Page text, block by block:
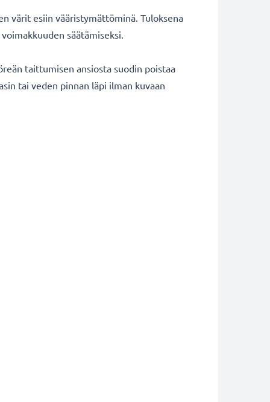
värit esiin vääristymättöminä. Tuloksena
säätämiseksi.
taittumisen ansiosta suodin poistaa
tai veden pinnan läpi ilman kuvaan